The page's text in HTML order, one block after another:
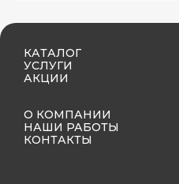
КАТАЛОГ
УСЛУГИ
АКЦИИ
О КОМПАНИИ
НАШИ РАБОТЫ
КОНТАКТЫ